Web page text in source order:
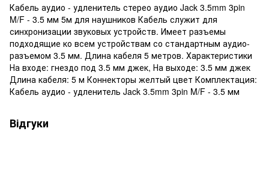
Кабель аудио - удленитель стерео аудио Jack 3.5mm 3pin
M/F - 3.5 мм 5м для наушников Кабель служит для
синхронизации звуковых устройств. Имеет разъемы
подходящие ко всем устройствам со стандартным аудио-
разъемом 3.5 мм. Длина кабеля 5 метров. Характеристики
На входе: гнездо под 3.5 мм джек, На выходе: 3.5 мм джек
Длина кабеля: 5 м Коннекторы желтый цвет Комплектация:
Кабель аудио - удленитель Jack 3.5mm 3pin M/F - 3.5 мм
Відгуки